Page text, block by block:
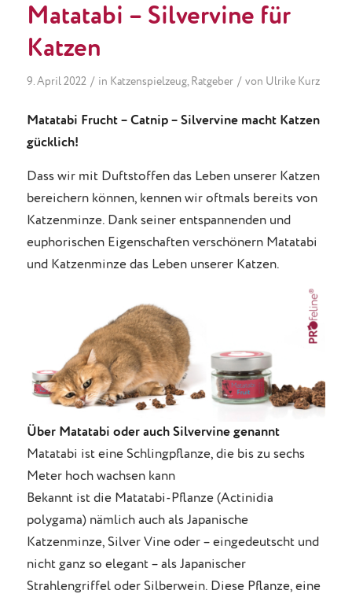
Matatabi – Silvervine für
Katzen
9. April 2022 / in Katzenspielzeug, Ratgeber / von Ulrike Kurz
Matatabi Frucht – Catnip – Silvervine macht Katzen
gücklich!
Dass wir mit Duftstoffen das Leben unserer Katzen
bereichern können, kennen wir oftmals bereits von
Katzenminze. Dank seiner entspannenden und
euphorischen Eigenschaften verschönern Matatabi
und Katzenminze das Leben unserer Katzen.
Über Matatabi oder auch Silvervine genannt
Matatabi ist eine Schlingpflanze, die bis zu sechs
Meter hoch wachsen kann
Bekannt ist die Matatabi-Pflanze (Actinidia
polygama) nämlich auch als Japanische
Katzenminze, Silver Vine oder – eingedeutscht und
nicht ganz so elegant – als Japanischer
Strahlengriffel oder Silberwein. Diese Pflanze, eine